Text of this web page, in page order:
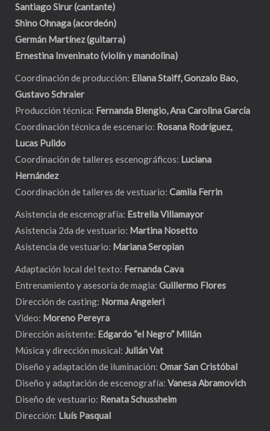
Santiago Sirur (cantante)
Shino Ohnaga (acordeón)
Germán Martínez (guitarra)
Ernestina Inveninato (violín y mandolina)
Coordinación de producción: Eliana Staiff, Gonzalo Bao,
Gustavo Schraier
Producción técnica: Fernanda Blengio, Ana Carolina García
Coordinación técnica de escenario: Rosana Rodríguez,
Lucas Pulido
Coordinación de talleres escenográficos: Luciana
Hernández
Coordinación de talleres de vestuario: Camila Ferrin
Asistencia de escenografía: Estrella Villamayor
Asistencia 2da de vestuario: Martina Nosetto
Asistencia de vestuario: Mariana Seropian
Adaptación local del texto: Fernanda Cava
Entrenamiento y asesoría de magia: Guillermo Flores
Dirección de casting: Norma Angeleri
Video: Moreno Pereyra
Dirección asistente: Edgardo “el Negro” Millán
Música y dirección musical: Julián Vat
Diseño y adaptación de iluminación: Omar San Cristóbal
Diseño y adaptación de escenografía: Vanesa Abramovich
Diseño de vestuario: Renata Schussheim
Dirección: Lluís Pasqual